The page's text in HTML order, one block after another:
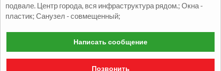
грн.
подвале. Центр города, вся инфраструктура рядом.; Окна -
пластик; Санузел - совмещенный;
Написать сообщение
Позвонить